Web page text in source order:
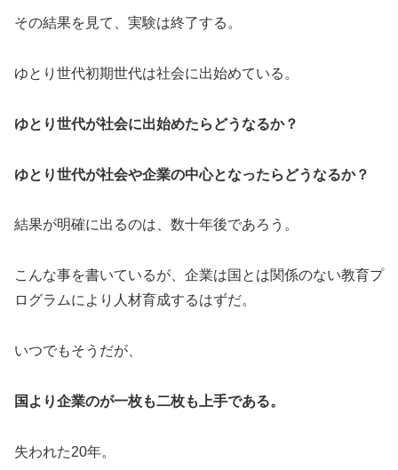
その結果を見て、実験は終了する。
ゆとり世代初期世代は社会に出始めている。
ゆとり世代が社会に出始めたらどうなるか？
ゆとり世代が社会や企業の中心となったらどうなるか？
結果が明確に出るのは、数十年後であろう。
こんな事を書いているが、企業は国とは関係のない教育プ
ログラムにより人材育成するはずだ。
いつでもそうだが、
国より企業のが一枚も二枚も上手である。
失われた20年。